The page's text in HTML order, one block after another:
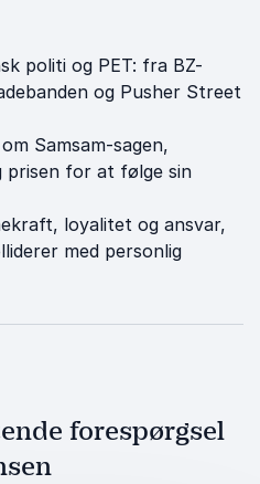
politi og PET: fra BZ-
og Pusher Street
Samsam-sagen,
prisen for at følge sin
loyalitet og ansvar,
med personlig
forespørgsel